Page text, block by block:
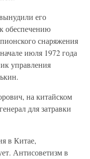
его
обеспечению
снаряжения
июля 1972 года
управления
на китайском
для затравки
в Китае,
Антисоветизм в